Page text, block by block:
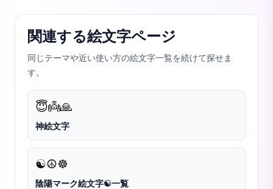
関連する絵文字ページ
同じテーマや近い使い方の絵文字一覧を続けて探せま
す。
😇👼🙏
神絵文字
☯️☮️☸️
陰陽マーク絵文字☯️一覧